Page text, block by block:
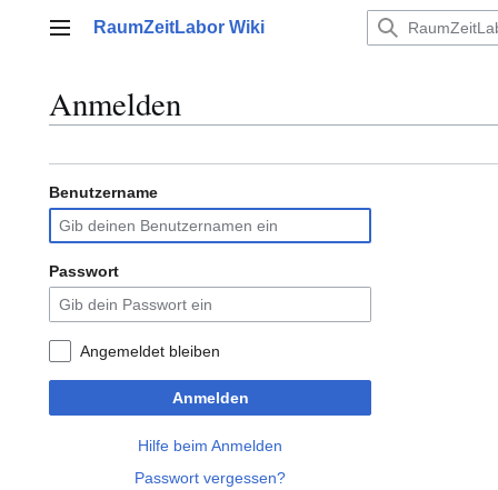
Hauptmenü
RaumZeitLabor Wiki
Anmelden
Benutzername
Passwort
Angemeldet bleiben
Anmelden
Hilfe beim Anmelden
Passwort vergessen?